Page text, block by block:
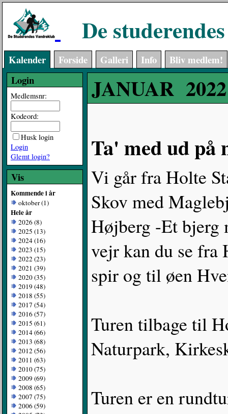
De
Kalender Forside Galleri Info
Bliv medlem!
Login
Medlemsnr:
Kodeord:
Husk login
Login
Glemt login?
Vis
Kommende i år
oktober (1)
Hele år
2026 (8)
2025 (13)
2024 (16)
2023 (15)
2022 (23)
2021 (39)
2020 (35)
2019 (48)
2018 (55)
2017 (54)
2016 (57)
2015 (61)
2014 (66)
2013 (68)
2012 (56)
2011 (63)
2010 (75)
2009 (69)
2008 (65)
2007 (75)
2006 (59)
JANUAR 2022
Ta' med ud
Vi går fra Holte
Skov med
Højberg -Et bjerg
vejr kan du se fra
spir og til øen
Turen tilbage til
Naturpark,
Turen er en